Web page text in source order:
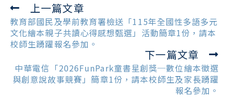
Read
more
articles
上一篇文章
教育部國民及學前教育署檢送「115年全國性多語多元
文化繪本親子共讀心得感想甄選」活動簡章1份，請本
校師生踴躍報名參加。
下一篇文章
中華電信「2026FunPark童書星創獎─數位繪本徵選
與創意說故事競賽」簡章1份，請本校師生及家長踴躍
報名參加。